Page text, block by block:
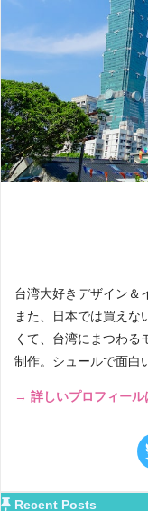
台湾大好きデザイン＆
また、日本では買えな
くて、台湾にまつわる
制作。シュールで面白
→ 詳しいプロフィール
Recent Posts